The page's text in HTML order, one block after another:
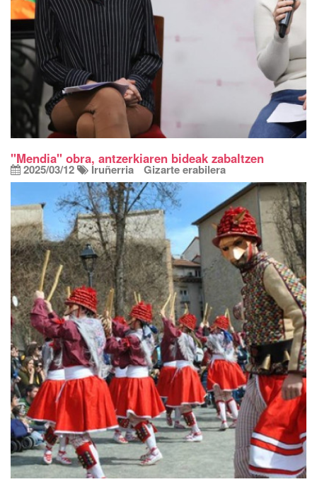
"Mendia" obra, antzerkiaren bideak zabaltzen
2025/03/12 Iruñerria Gizarte erabilera